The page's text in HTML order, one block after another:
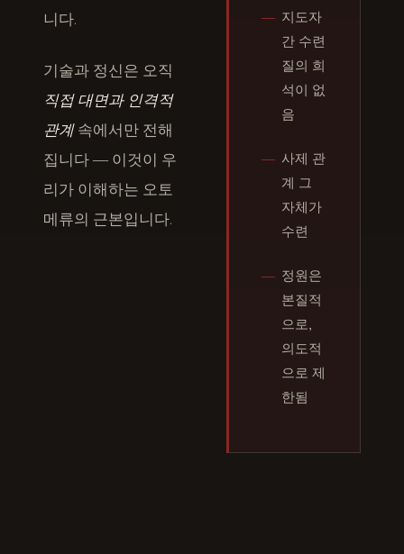
니다.
기술과 정신은 오직
직접 대면과 인격적
관계속에서만 전해
집니다 ― 이것이 우
리가 이해하는 오토
메류의 근본입니다.
― 지도자
간 수련
질의 희
석이 없
음
― 사제 관
계 그
자체가
수련
― 정원은
본질적
으로,
의도적
으로 제
한됨